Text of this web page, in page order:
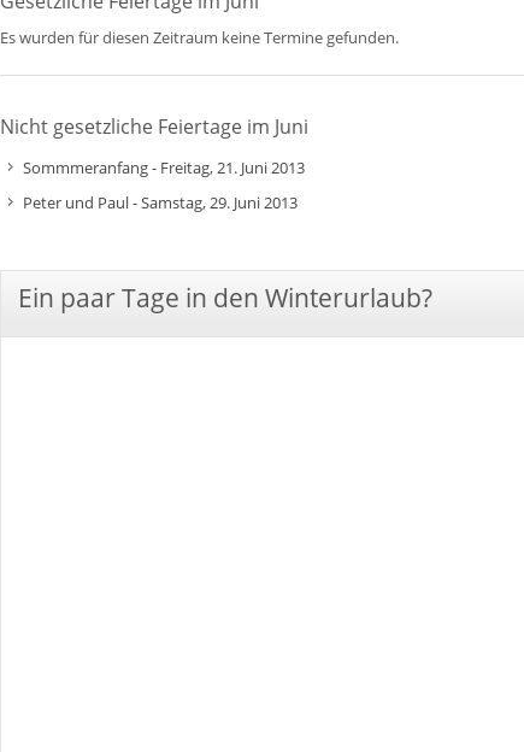
Es wurden für diesen Zeitraum keine Termine gefunden.
Nicht gesetzliche Feiertage im Juni
Sommmeranfang - Freitag, 21. Juni 2013
Peter und Paul - Samstag, 29. Juni 2013
Ein paar Tage in den Winterurlaub?